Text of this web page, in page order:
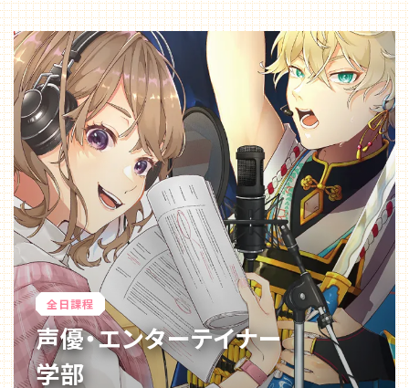
新着情報
Q&A・お問い合わせ
大学・社会人の方へ
高校3年生の方へ
高校1・2年生の方へ
中学生の方へ
保護者の方へ
企業の方へ
留学生の方へ
全日課程
声優・エンターテイナー
学部